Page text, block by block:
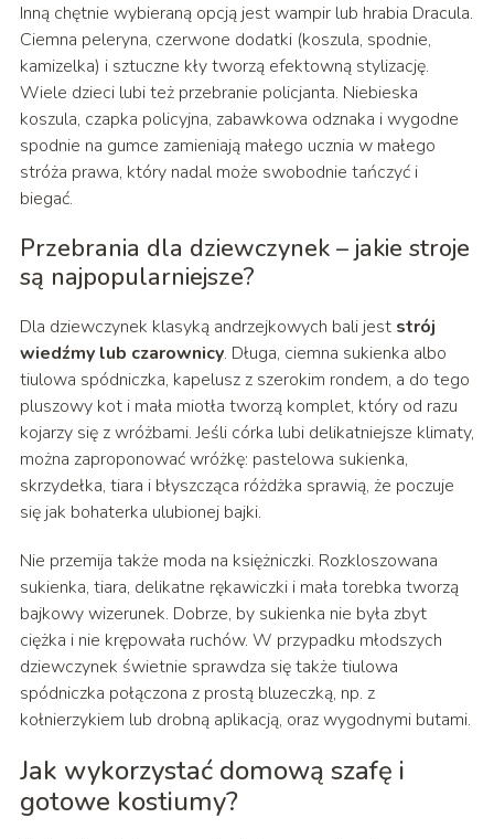
Inną chętnie wybieraną opcją jest wampir lub hrabia Dracula.
Ciemna peleryna, czerwone dodatki (koszula, spodnie,
kamizelka) i sztuczne kły tworzą efektowną stylizację.
Wiele dzieci lubi też przebranie policjanta. Niebieska
koszula, czapka policyjna, zabawkowa odznaka i wygodne
spodnie na gumce zamieniają małego ucznia w małego
stróża prawa, który nadal może swobodnie tańczyć i
biegać.
Przebrania dla dziewczynek – jakie stroje
są najpopularniejsze?
Dla dziewczynek klasyką andrzejkowych bali jest strój
wiedźmy lub czarownicy. Długa, ciemna sukienka albo
tiulowa spódniczka, kapelusz z szerokim rondem, a do tego
pluszowy kot i mała miotła tworzą komplet, który od razu
kojarzy się z wróżbami. Jeśli córka lubi delikatniejsze klimaty,
można zaproponować wróżkę: pastelowa sukienka,
skrzydełka, tiara i błyszcząca różdżka sprawią, że poczuje
się jak bohaterka ulubionej bajki.
Nie przemija także moda na księżniczki. Rozkloszowana
sukienka, tiara, delikatne rękawiczki i mała torebka tworzą
bajkowy wizerunek. Dobrze, by sukienka nie była zbyt
ciężka i nie krępowała ruchów. W przypadku młodszych
dziewczynek świetnie sprawdza się także tiulowa
spódniczka połączona z prostą bluzeczką, np. z
kołnierzykiem lub drobną aplikacją, oraz wygodnymi butami.
Jak wykorzystać domową szafę i
gotowe kostiumy?